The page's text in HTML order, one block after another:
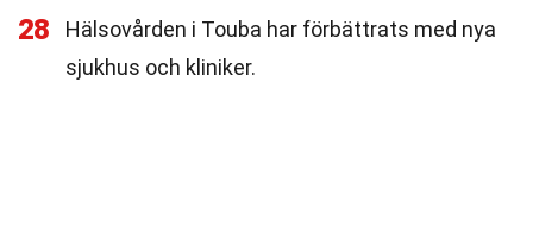
28
Hälsovården i Touba har förbättrats med nya
sjukhus och kliniker.